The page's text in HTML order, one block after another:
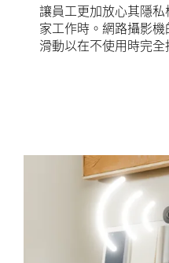
讓員工更加放心其隱
家工作時。網路攝影
滑動以在不使用時完全